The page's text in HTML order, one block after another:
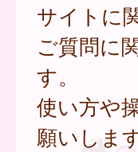
サイトに
ご質問に
す。
使い方や
願いします